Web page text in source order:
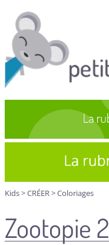
Kids>CRÉER>Coloriages
Zootopie 2